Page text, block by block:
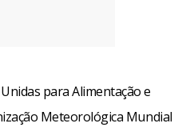
para Alimentação e
Meteorológica Mundial